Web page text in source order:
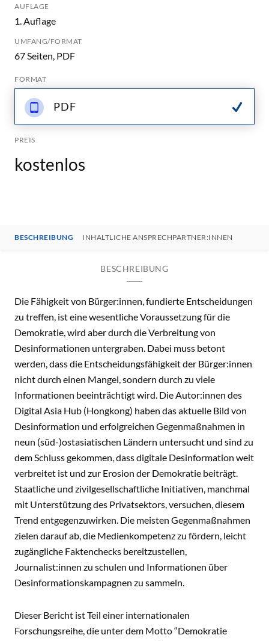
AUFLAGE
1. Auflage
UMFANG/FORMAT
67 Seiten, PDF
FORMAT
PDF
PREIS
kostenlos
BESCHREIBUNG INHALTLICHE ANSPRECHPARTNER:INNEN
BESCHREIBUNG
Die Fähigkeit von Bürger:innen, fundierte Entscheidungen
zu treffen, ist eine wesentliche Voraussetzung für die
Demokratie, wird aber durch die Verbreitung von
Desinformationen untergraben. Dabei muss betont
werden, dass die Entscheidungsfähigkeit der Bürger:innen
nicht durch einen Mangel, sondern durch zu viele
Informationen beeinträchtigt wird. Die Autor:innen des
Digital Asia Hub (Hongkong) haben das aktuelle Bild von
Desinformation und erfolgreichen Gegenmaßnahmen in
neun (süd-)ostasiatischen Ländern untersucht und sind zu
dem Schluss gekommen, dass digitale Desinformation weit
verbreitet ist und zur Erosion der Demokratie beiträgt.
Staatliche und zivilgesellschaftliche Initiativen, manchmal
mit Unterstützung des Privatsektors, versuchen, diesem
Trend entgegenzuwirken. Die meisten Gegenmaßnahmen
zielen darauf ab, die Medienkompetenz zu fördern, leicht
zugängliche Faktenchecks bereitzustellen,
Journalist:innen zu schulen und Informationen über
Desinformationskampagnen zu sammeln.
Dieser Bericht ist Teil einer internationalen
Forschungsreihe, die unter dem Motto “Demokratie